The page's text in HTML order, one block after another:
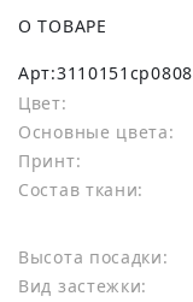
О ТОВАРЕ
Арт:3110151cp0808
Цвет:
Основные цвета:
Принт:
Состав ткани:
Высота посадки:
Вид застежки: